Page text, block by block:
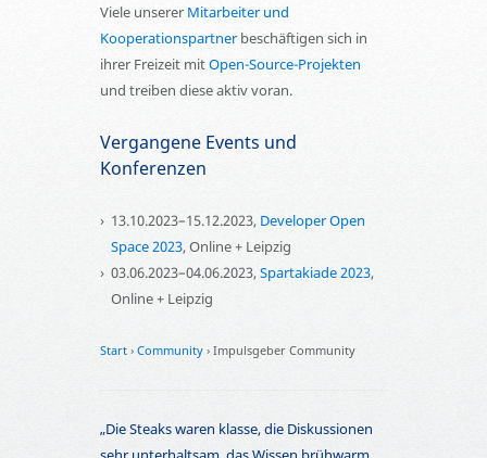
Viele unserer Mitarbeiter und
Kooperationspartnerbeschäftigen sich in
ihrer Freizeit mitOpen-Source-Projekten
und treiben diese aktiv voran.
Vergangene Events und
Konferenzen
13.10.2023–15.12.2023, Developer Open
Space 2023,Online + Leipzig
03.06.2023–04.06.2023,Spartakiade 2023,
Online + Leipzig
Start › Community › Impulsgeber Community
Die Steaks waren klasse, die Diskussionen